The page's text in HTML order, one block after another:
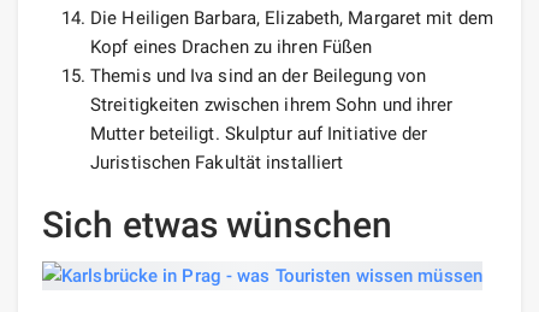
Die Heiligen Barbara, Elizabeth, Margaret mit dem
Kopf eines Drachen zu ihren Füßen
Themis und Iva sind an der Beilegung von
Streitigkeiten zwischen ihrem Sohn und ihrer
Mutter beteiligt. Skulptur auf Initiative der
Juristischen Fakultät installiert
Sich etwas wünschen